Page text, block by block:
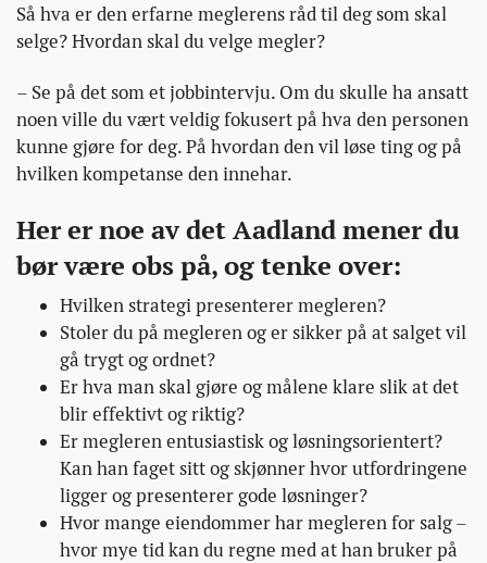
Så hva er den erfarne meglerens råd til deg som skal
selge? Hvordan skal du velge megler?
– Se på det som et jobbintervju. Om du skulle ha ansatt
noen ville du vært veldig fokusert på hva den personen
kunne gjøre for deg. På hvordan den vil løse ting og på
hvilken kompetanse den innehar.
Her er noe av det Aadland mener du
bør være obs på, og tenke over:
Hvilken strategi presenterer megleren?
Stoler du på megleren og er sikker på at salget vil
gå trygt og ordnet?
Er hva man skal gjøre og målene klare slik at det
blir effektivt og riktig?
Er megleren entusiastisk og løsningsorientert?
Kan han faget sitt og skjønner hvor utfordringene
ligger og presenterer gode løsninger?
Hvor mange eiendommer har megleren for salg –
hvor mye tid kan du regne med at han bruker på